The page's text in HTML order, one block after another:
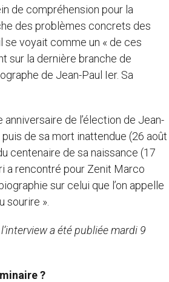
de compréhension pour la
des problèmes concrets des
se voyait comme un « de ces
sur la dernière branche de
de Jean-Paul Ier. Sa
anniversaire de l’élection de Jean-
de sa mort inattendue (26 août
centenaire de sa naissance (17
a rencontré pour Zenit Marco
sur celui que l’on appelle
sourire ».
a été publiée mardi 9
?